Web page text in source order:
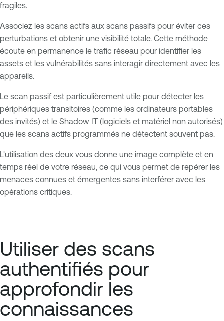
fragiles.
Associez les scans actifs aux scans passifs pour éviter ces
perturbations et obtenir une visibilité totale. Cette méthode
écoute en permanence le trafic réseau pour identifier les
assets et les vulnérabilités sans interagir directement avec les
appareils.
Le scan passif est particulièrement utile pour détecter les
périphériques transitoires (comme les ordinateurs portables
des invités) et le Shadow IT (logiciels et matériel non autorisés)
que les scans actifs programmés ne détectent souvent pas.
L'utilisation des deux vous donne une image complète et en
temps réel de votre réseau, ce qui vous permet de repérer les
menaces connues et émergentes sans interférer avec les
opérations critiques.
Utiliser des scans
authentifiés pour
approfondir les
connaissances